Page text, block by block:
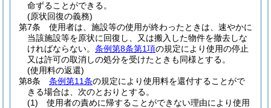
命ずることができる。
(原状回復の義務)
第7条
使用者は、施設等の使用が終わったときは、速やかに
当該施設等を原状に回復し、又は搬入した物件を撤去しな
ければならない。 条例第8条第1項の規定により使用の停止
又は許可の取消しの処分を受けたときも同様とする。
(使用料の返還)
第8条
条例第11条の規定により使用料を還付することがで
きる場合は、次のとおりとする。
(1)
使用者の責めに帰することができない理由により使用